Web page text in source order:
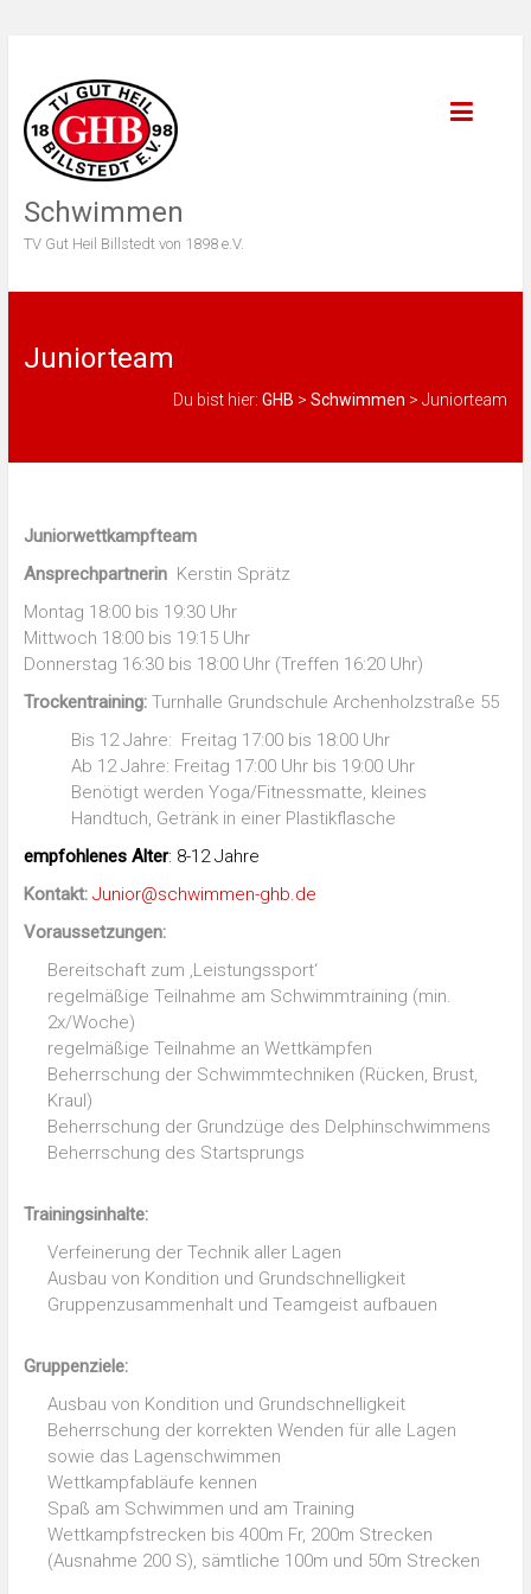
Schwimmen
TV Gut Heil Billstedt von 1898 e.V.
Juniorteam
Du bist hier: GHB >Schwimmen >Juniorteam
Juniorwettkampfteam
Ansprechpartnerin Kerstin Sprätz
Montag 18:00 bis 19:30 Uhr
Mittwoch 18:00 bis 19:15 Uhr
Donnerstag 16:30 bis 18:00 Uhr (Treffen 16:20 Uhr)
Trockentraining:Turnhalle Grundschule Archenholzstraße 55
Bis 12 Jahre: Freitag 17:00 bis 18:00 Uhr
Ab 12 Jahre: Freitag 17:00 Uhr bis 19:00 Uhr
Benötigt werden Yoga/Fitnessmatte, kleines
Handtuch, Getränk in einer Plastikflasche
empfohlenes Alter: 8-12 Jahre
Kontakt: Junior@schwimmen-ghb.de
Voraussetzungen:
Bereitschaft zum ‚Leistungssport‘
regelmäßige Teilnahme am Schwimmtraining (min.
2x/Woche)
regelmäßige Teilnahme an Wettkämpfen
Beherrschung der Schwimmtechniken (Rücken, Brust,
Kraul)
Beherrschung der Grundzüge des Delphinschwimmens
Beherrschung des Startsprungs
Trainingsinhalte:
Verfeinerung der Technik aller Lagen
Ausbau von Kondition und Grundschnelligkeit
Gruppenzusammenhalt und Teamgeist aufbauen
Gruppenziele:
Ausbau von Kondition und Grundschnelligkeit
Beherrschung der korrekten Wenden für alle Lagen
sowie das Lagenschwimmen
Wettkampfabläufe kennen
Spaß am Schwimmen und am Training
Wettkampfstrecken bis 400m Fr, 200m Strecken
(Ausnahme 200 S), sämtliche 100m und 50m Strecken